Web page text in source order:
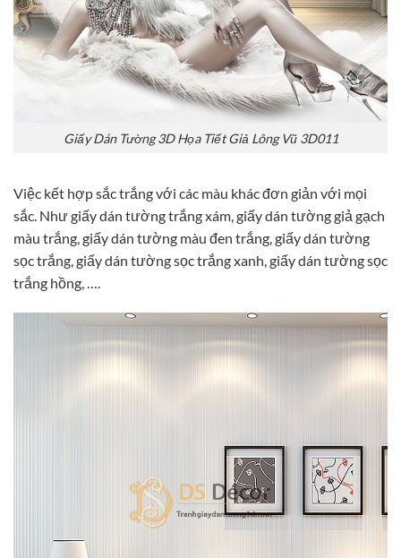
Giấy Dán Tường 3D Họa Tiết Giả Lông Vũ 3D011
Việc kết hợp sắc trắng với các màu khác đơn giản với mọi
sắc. Như giấy dán tường trắng xám, giấy dán tường giả gạch
màu trắng, giấy dán tường màu đen trắng, giấy dán tường
sọc trắng, giấy dán tường sọc trắng xanh, giấy dán tường sọc
trắng hồng, ….